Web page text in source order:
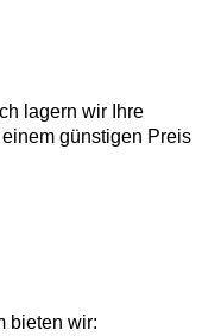
lagern wir Ihre
günstigen Preis
bieten wir: